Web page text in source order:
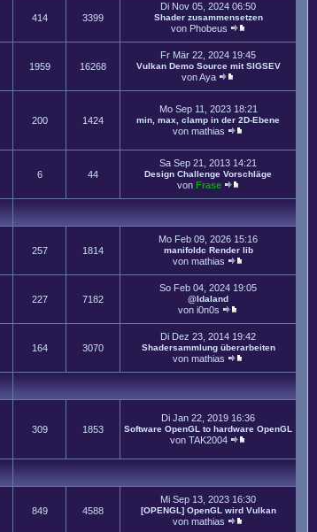
414 3399
Di Nov 05, 2024 06:50
Shader zusammensetzen
von Phobeus
1959 16268
Fr Mär 22, 2024 19:45
Vulkan Demo Source mit SIGSEV
vonAya
200 1424
Mo Sep 11, 2023 18:21
min, max, clamp in der 2D-Ebene
von mathias
6 44
Sa Sep 21, 2013 14:21
Design Challenge Vorschläge
von Frase
257 1814
Mo Feb 09, 2026 15:16
manifoldc Render lib
von mathias
227 7182
So Feb 04, 2024 19:05
@Idaland
von i0n0s
164 3070
Di Dez 23, 2014 19:42
Shadersammlung überarbeiten
von mathias
309 1853
Di Jan 22, 2019 16:36
Software OpenGL to hardware OpenGL
von TAK2004
849 4588
Mi Sep 13, 2023 16:30
[OPENGL] OpenGL wird Vulkan
von mathias